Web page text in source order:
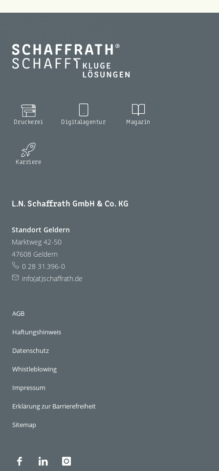
Druckerei Digitalagentur Magazin
Karriere
L.N. Schaffrath GmbH & Co. KG
Standort Geldern
Marktweg 42-50
47608 Geldern
0 28 31.396-0
info(at)schaffrath.de
AGB
Haftungshinweis
Datenschutz
Whistleblowing
Impressum
Erklärung zur Barrierefreiheit
Sitemap